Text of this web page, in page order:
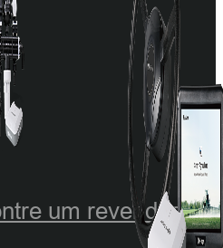
um revendedor